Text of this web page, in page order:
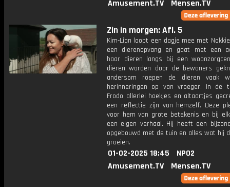
Amusement.TV Mensen.TV
Zin in morgen: Afl. 5
Kim-Lian loopt een dagje mee met
een dierenopvang en gaat met een
haar dieren langs bij een
dieren worden door de bewoners
andersom roepen de dieren vaak
herinneringen op van vroeger. In de
Frodo allerlei hoekjes en altaartjes
een reflectie zijn van hemzelf. Deze
voor hem van grote betekenis en bij
een eigen verhaal. Hij heeft een
opgebouwd met de tuin en alles wat hij
groeien.
01-02-2025 18:45
NPO2
Amusement.TV
Mensen.TV